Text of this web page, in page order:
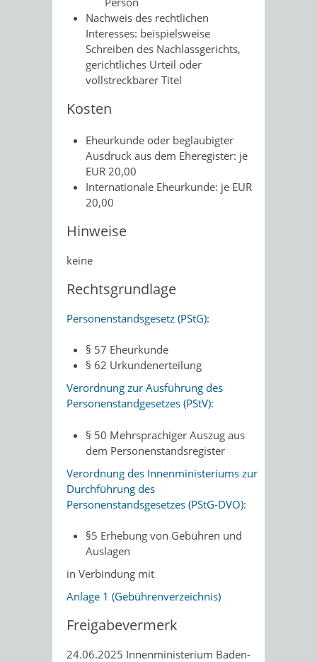
Nachweis des rechtlichen
Interesses: beispielsweise
Schreiben des Nachlassgerichts,
gerichtliches Urteil oder
vollstreckbarer Titel
Kosten
Eheurkunde oder beglaubigter
Ausdruck aus dem Eheregister: je
EUR 20,00
Internationale Eheurkunde: je EUR
20,00
Hinweise
keine
Rechtsgrundlage
Personenstandsgesetz (PStG):
§ 57 Eheurkunde
§ 62 Urkundenerteilung
Verordnung zur Ausführung des
Personenstandgesetzes (PStV):
§ 50 Mehrsprachiger Auszug aus
dem Personenstandsregister
Verordnung des Innenministeriums zur
Durchführung des
Personenstandsgesetzes (PStG-DVO):
§5 Erhebung von Gebühren und
Auslagen
in Verbindung mit
Anlage 1 (Gebührenverzeichnis)
Freigabevermerk
24.06.2025 Innenministerium Baden-